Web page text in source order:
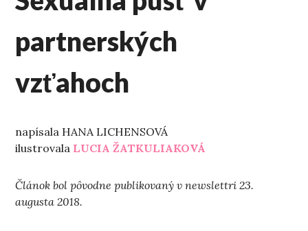
partnerských
vzťahoch
napísala HANA LICHENSOVÁ
ilustrovala LUCIA ŽATKULIAKOVÁ
Článok bol pôvodne publikovaný v newslettri 23.
augusta 2018.